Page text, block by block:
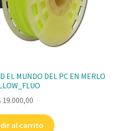
EL MUNDO DEL PC EN MERLO
19.000,00
al carrito